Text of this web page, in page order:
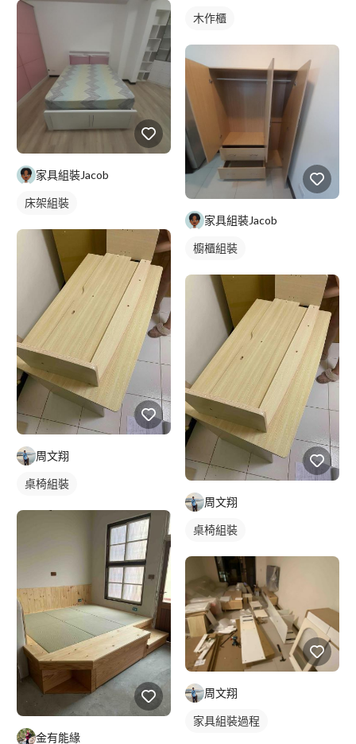
家具組裝Jacob
床架組裝
周文翔
桌椅組裝
金有能緣
木作櫃
家具組裝Jacob
櫥櫃組裝
周文翔
桌椅組裝
周文翔
家具組裝過程